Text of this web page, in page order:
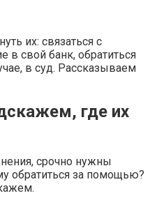
их: связаться с
в свой банк, обратиться
в суд. Рассказываем
где их
срочно нужны
обратиться за помощью?